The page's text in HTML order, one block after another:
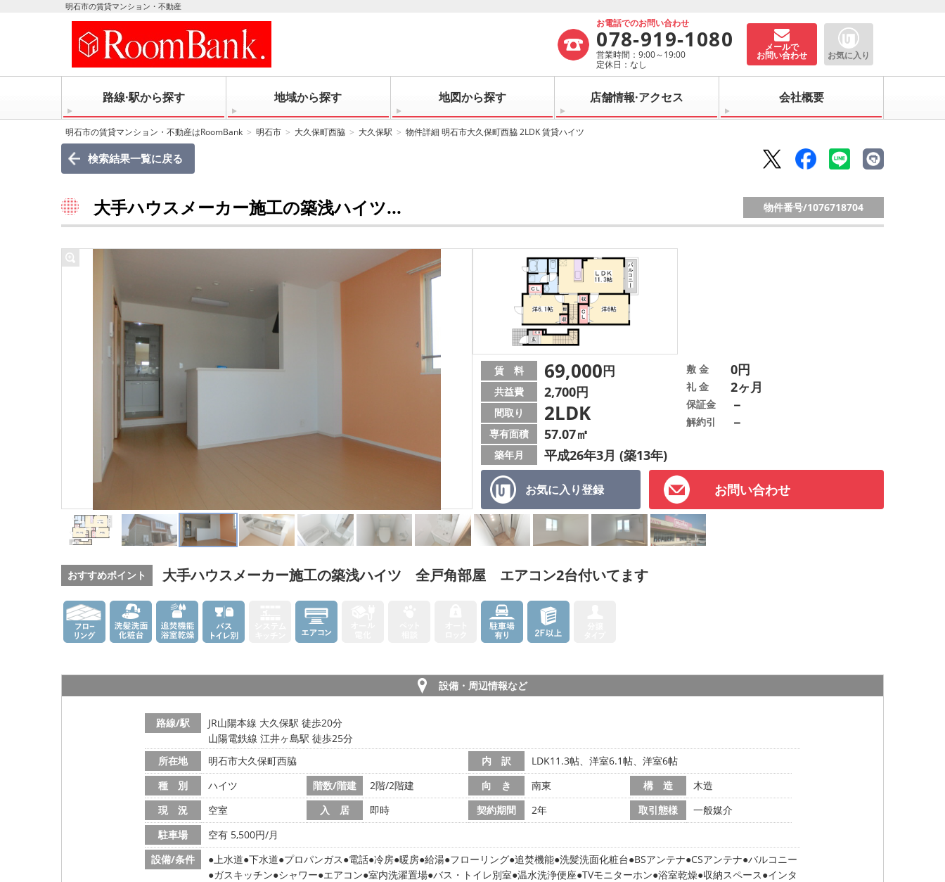
明石市の賃貸マンション・不動産
お電話でのお問い合わせ
078-919-1080
営業時間：9:00～19:00
定休日：なし
メールで
お問い合わせ お気に入り
路線·駅から探す 地域から探す 地図から探す 店舗情報·アクセス 会社概要
明石市の賃貸マンション・不動産はRoomBank 明石市 大久保町西脇 大久保駅 物件詳細 明石市大久保町西脇 2LDK 賃貸ハイツ
検索結果一覧に戻る
大手ハウスメーカー施工の築浅ハイツ... 物件番号/1076718704
お気に入り登録 お問い合わせ
賃 料 69,000円
共益費 2,700円
間取り 2LDK
専有面積 57.07㎡
築年月 平成26年3月 (築13年)
敷 金 0円
礼 金 2ヶ月
保証金 －
解約引 －
おすすめポイント 大手ハウスメーカー施工の築浅ハイツ 全戸角部屋 エアコン2台付いてます
設備・周辺情報など
路線/駅
JR山陽本線 大久保駅 徒歩20分
山陽電鉄線 江井ヶ島駅 徒歩25分
所在地
明石市大久保町西脇 内 訳
LDK11.3帖、洋室6.1帖、洋室6帖
種 別
ハイツ 階数/階建 2階/2階建 向 き 南東 構 造
木造
現 況
空室 入 居 即時 契約期間 2年 取引態様
一般媒介
駐車場
空有 5,500円/月
設備/条件
上水道 下水道 プロパンガス 電話 冷房 暖房 給湯 フローリング 追焚機能 洗髪洗面化粧台 BSアンテナ CSアンテナ バルコニー
ガスキッチン シャワー エアコン 室内洗濯置場 バス・トイレ別室 温水洗浄便座 TVモニターホン 浴室乾燥 収納スペース インタ